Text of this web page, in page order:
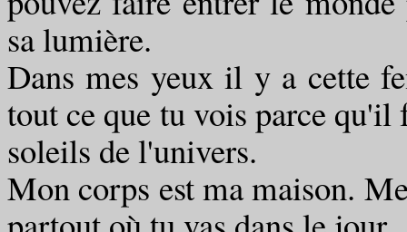
sa lumière.
Dans mes yeux il y a cette
tout ce que tu vois parce
soleils de l'univers.
Mon corps est ma maison.